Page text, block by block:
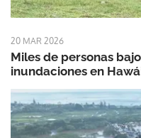
20 MAR 2026
Miles de personas
inundaciones en